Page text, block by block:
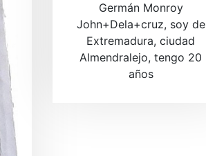
Germán Monroy
John+Dela+cruz, soy de
Extremadura, ciudad
Almendralejo, tengo 20
años